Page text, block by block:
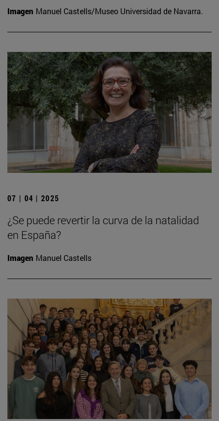
Imagen Manuel Castells/Museo Universidad de Navarra.
07 | 04 | 2025
¿Se puede revertir la curva de la natalidad
en España?
Imagen Manuel Castells